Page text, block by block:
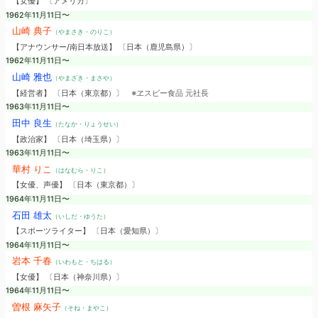
1962年11月11日〜
山崎 典子（やまさき・のりこ）
【アナウンサー/南日本放送】 〔日本（鹿児島県）〕
1962年11月11日〜
山崎 雅也（やまざき・まさや）
【経営者】 〔日本（東京都）〕 ※ヱスビー食品 元社長
1963年11月11日〜
田中 良生 （たなか・りょうせい）
【政治家】 〔日本（埼玉県）〕
1963年11月11日〜
華村 りこ （はなむら・りこ）
【女優、声優】 〔日本（東京都）〕
1964年11月11日〜
石田 雄太（いしだ・ゆうた）
【スポーツライター】 〔日本（愛知県）〕
1964年11月11日〜
岩本 千春（いわもと・ちはる）
【女優】 〔日本（神奈川県）〕
1964年11月11日〜
曽根 麻矢子（そね・まやこ）